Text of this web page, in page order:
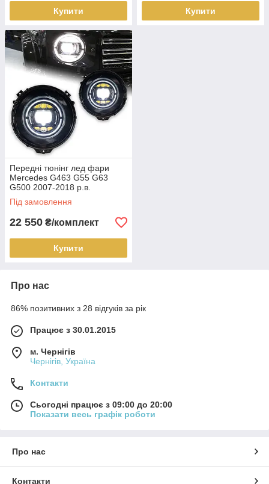
Купити Купити
Передні тюнінг лед фари
Mercedes G463 G55 G63
G500 2007-2018 р.в.
Під замовлення
22 550 ₴/комплект
Купити
Про нас
86% позитивних з 28 відгуків за рік
Працює з 30.01.2015
м. Чернігів
Чернігів, Україна
Контакти
Сьогодні працює з 09:00 до 20:00
Показати весь графік роботи
Про нас
Контакти